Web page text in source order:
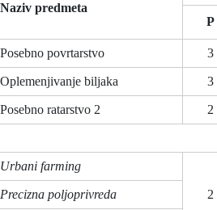
Naziv predmeta
P
Posebno povrtarstvo 3
Oplemenjivanje biljaka 3
Posebno ratarstvo 2 2
Urbani farming
2
Precizna poljoprivreda